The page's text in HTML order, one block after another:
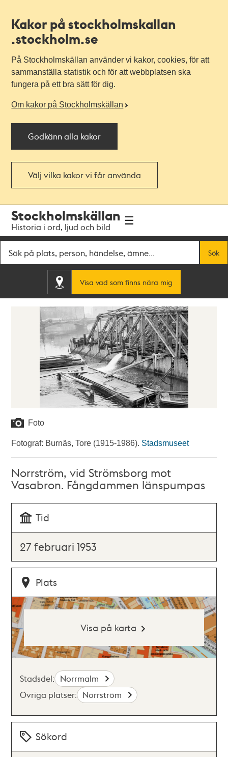
Kakor på stockholmskallan
.stockholm.se
På Stockholmskällan använder vi kakor, cookies, för att
sammanställa statistik och för att webbplatsen ska
fungera på ett bra sätt för dig.
Om kakor på Stockholmskällan
Godkänn alla kakor
Välj vilka kakor vi får använda
navigationen
huvudinnehållet
Stockholmskällan
Historia i ord, ljud och bild
Sök
Visa vad som finns nära mig
Foto
Fotograf: Burnäs, Tore (1915-1986). Stadsmuseet
Norrström, vid Strömsborg mot
Vasabron. Fångdammen länspumpas
Tid
27 februari 1953
Plats
Visa på karta
Stadsdel: Norrmalm
Övriga platser: Norrström
Sökord